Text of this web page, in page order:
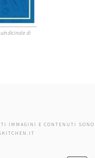
di
IMMAGINI E CONTENUTI SONO